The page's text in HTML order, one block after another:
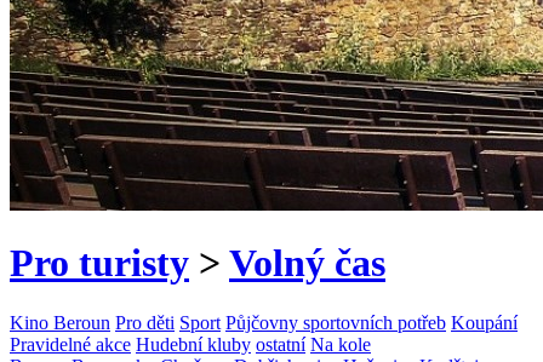
Pro turisty > Volný čas
Kino Beroun Pro děti Sport Půjčovny sportovních potřeb Koupání
Pravidelné akce Hudební kluby ostatní Na kole